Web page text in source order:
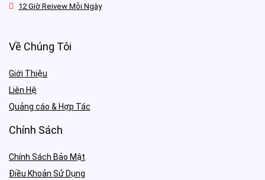
12 Giờ Reivew Mỗi Ngày
Về Chúng Tôi
Giới Thiệu
Liên Hệ
Quảng cáo & Hợp Tác
Chính Sách
Chính Sách Bảo Mật
Điều Khoản Sử Dụng